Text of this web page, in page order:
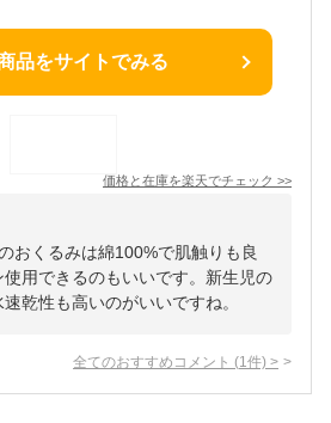
品をサイトでみる
価格と在庫を楽天でチェック >>
おくるみは綿100%で肌触りも良
使用できるのもいいです。新生児の
乾性も高いのがいいですね。
全てのおすすめコメント (1 件) >